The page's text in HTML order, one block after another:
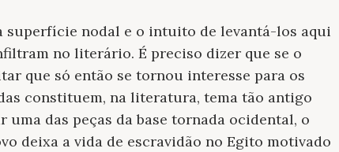
superfície nodal e o intuito de levantá-los aqui
no literário. É preciso dizer que se o
que só então se tornou interesse para os
constituem, na literatura, tema tão antigo
das peças da base tornada ocidental, o
deixa a vida de escravidão no Egito motivado